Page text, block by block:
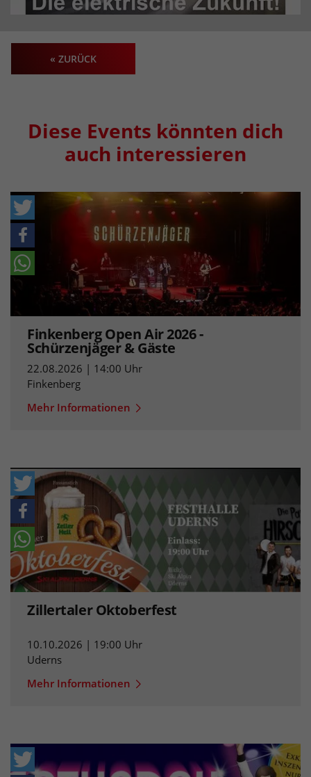
« ZURÜCK
Diese Events könnten dich
auch interessieren
Finkenberg Open Air 2026 -
Schürzenjäger & Gäste
22.08.2026 | 14:00 Uhr
Finkenberg
Mehr Informationen
Zillertaler Oktoberfest
10.10.2026 | 19:00 Uhr
Uderns
Mehr Informationen